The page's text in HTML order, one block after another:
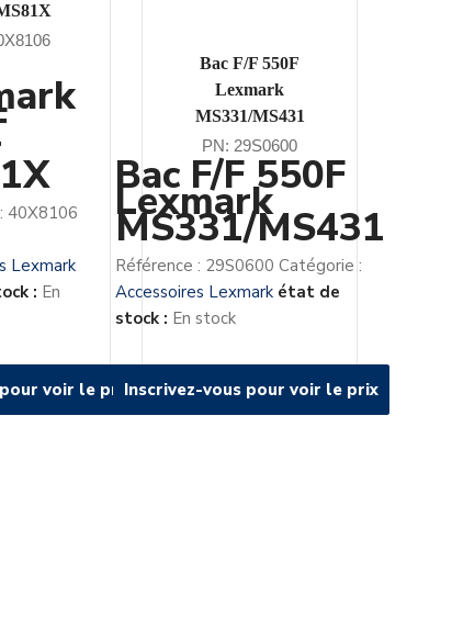
voir le prix
40X8106
Lexmark
: En
voir le prix
Bac F/F 550F
Lexmark
MS331/MS431
Inscrivez-vous pour voir le prix
PN: 29S0600
Bac F/F 550F
Lexmark
MS331/MS431
Référence : 29S0600 Catégorie :
Accessoires Lexmark état de
stock : En stock
Inscrivez-vous pour voir le prix